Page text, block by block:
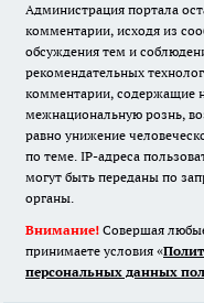
Администрация портала
комментарии, исходя из
обсуждения тем и
рекомендательных
комментарии, содержащие
межнациональную рознь,
равно унижение
по теме. IP-адреса
могут быть переданы по
органы.
Внимание! Совершая
принимаете условия «
персональных данных